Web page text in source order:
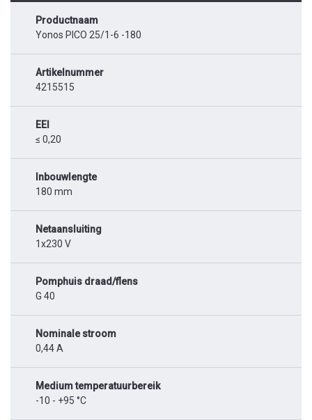
Productnaam
Yonos PICO 25/1-6 -180
Artikelnummer
4215515
EEI
≤ 0,20
Inbouwlengte
180 mm
Netaansluiting
1x230 V
Pomphuis draad/flens
G 40
Nominale stroom
0,44 A
Medium temperatuurbereik
-10 - +95 °C